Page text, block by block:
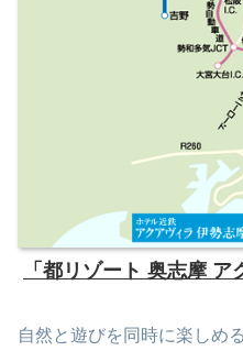
「都リゾート 奥志摩
自然と遊びを同時に楽しめ